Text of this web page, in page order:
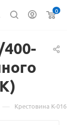
0
— Крестовина К-